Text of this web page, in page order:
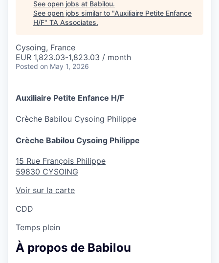
See open jobs at Babilou.
See open jobs similar to "Auxiliaire Petite Enfance
H/F" TA Associates.
Cysoing, France
EUR 1,823.03-1,823.03 / month
Posted on May 1, 2026
Auxiliaire Petite Enfance H/F
Crèche Babilou Cysoing Philippe
Crèche Babilou Cysoing Philippe
15 Rue François Philippe
59830 CYSOING
Voir sur la carte
CDD
Temps plein
À propos de Babilou